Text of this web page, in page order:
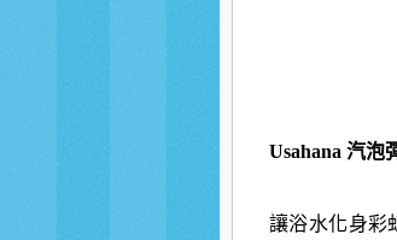
Usahana 汽泡
讓浴水化身彩